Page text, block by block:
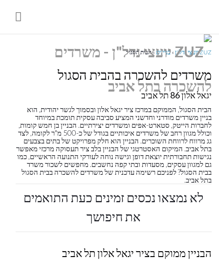
ניווט
%s
ZUZ יועצי נדל"ן »בניינים»הבית הסגול
משרדים להשכרה בהבית הסגול
יגאל אלון 86 תל אביב
הבית הסגול, הממוקם במרכז ציר יגאל אלון ובסמוך לגשר יהודית, הוא
בניין משרדים מודרני וחדשני המציע סביבה עסקית תומכת במיוחד
לחברות הייטק, סטארט-אפים ומשרדים יצירתיים. הבניין בן חמש קומות,
וכולל מגוון רחב של משרדים איכותיים בגודל של כ-500 מ"ר לקומה, לצד
גג מרווח לרווחת השוכרים. הבניין הוא חלק מפרויקט של בתים בצבעים
בתל אביב. המיקום האסטרטגי של הבניין בלב ציר תעסוקה מרכזי מאפשר
נגישות תחבורתית יוצאת דופן וגישה נוחה לעורקי התנועה הראשיים, כמו
גם למגוון עסקים, מסעדות ובתי קפה נחשבים. מחפשים לשכור משרד
בבית הסגול? לפניכם רשימה עדכנית של משרדים להשכרה בבית הסגול
בתל אביב.
לא נמצאו נכסים זמינים כעת התואמים
את חיפושך
הבניין ממוקם בציר יגאל אלון תל אביב